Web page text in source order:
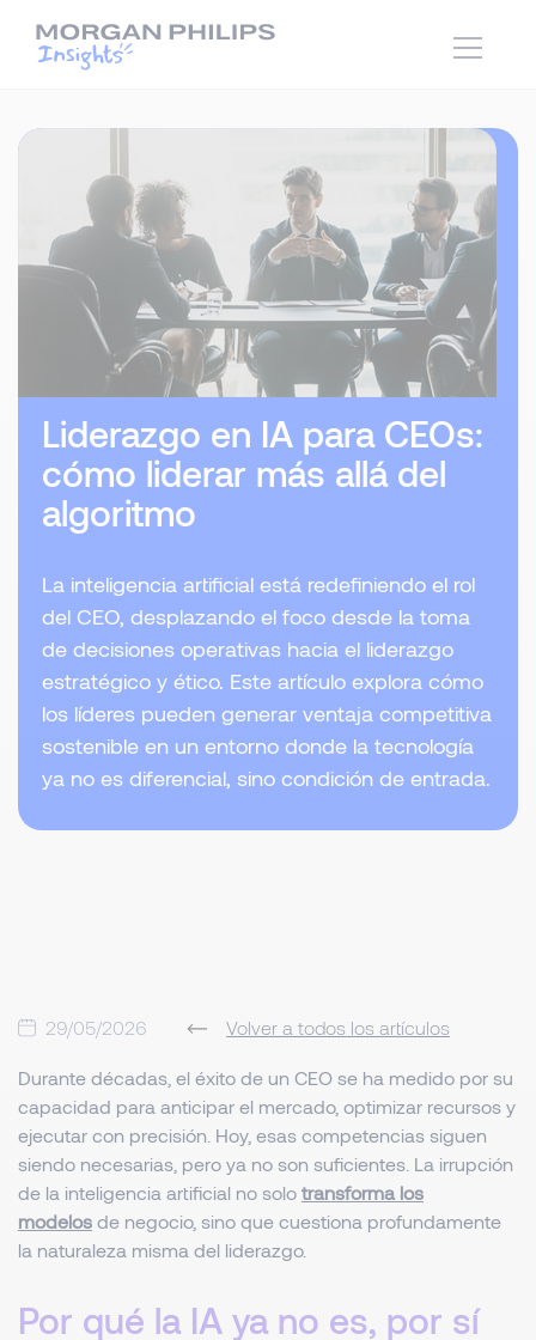
Liderazgo en IA para CEOs:
cómo liderar más allá del
algoritmo
La inteligencia artificial está redefiniendo el rol
del CEO, desplazando el foco desde la toma
de decisiones operativas hacia el liderazgo
estratégico y ético. Este artículo explora cómo
los líderes pueden generar ventaja competitiva
sostenible en un entorno donde la tecnología
ya no es diferencial, sino condición de entrada.
29/05/2026 Volver a todos los artículos
Durante décadas, el éxito de un CEO se ha medido por su
capacidad para anticipar el mercado, optimizar recursos y
ejecutar con precisión. Hoy, esas competencias siguen
siendo necesarias, pero ya no son suficientes. La irrupción
de la inteligencia artificial no solo transforma los
modelos de negocio, sino que cuestiona profundamente
la naturaleza misma del liderazgo.
Por qué la IA ya no es, por sí